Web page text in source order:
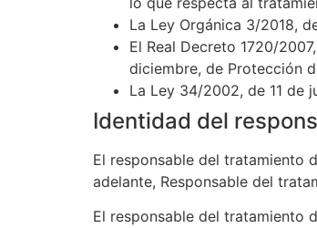
La Ley Orgánica 3/2018,
El Real Decreto 1720/
diciembre, de Protección
La Ley 34/2002, de 11 de
Identidad del
El responsable del tratamiento
adelante, Responsable del
El responsable del tratamiento